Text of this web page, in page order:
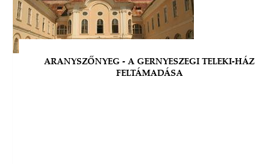
ARANYSZŐNYEG - A GERNYESZEGI TELEKI-HÁZ
FELTÁMADÁSA